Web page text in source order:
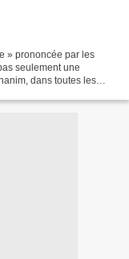
» prononcée par les
seulement une
dans toutes les